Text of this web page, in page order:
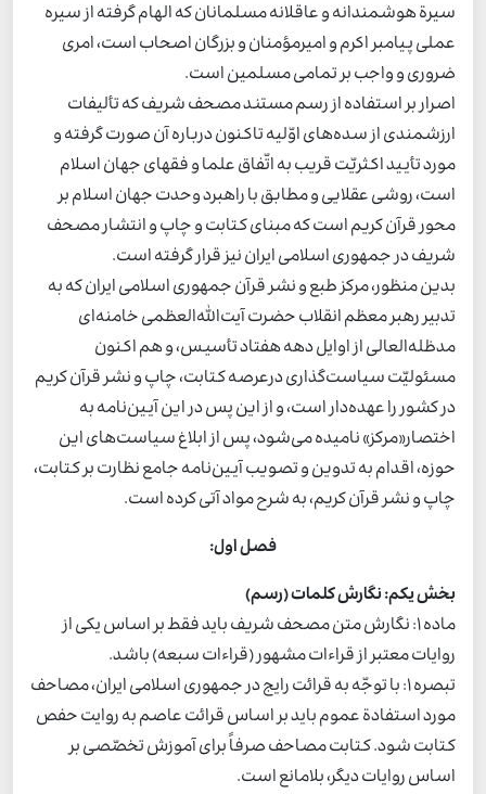
سیرة هوشمندانه و عاقلانه مسلمانان که الهام گرفته از سیره
عملی پیامبر اکرم و امیرمؤمنان و بزرگان اصحاب است، امری
ضروری و واجب بر تمامی مسلمین است.
اصرار بر استفاده از رسم مستند مصحف شریف که تألیفات
ارزشمندی از سده‌های اوّلیه تاکنون درباره آن صورت گرفته و
مورد تأیید اکثریّت قریب به اتّفاق علما و فقهای جهان اسلام
است، روشی عقلایی و مطابق با راهبرد وحدت جهان اسلام بر
محور قرآن کریم است که مبنای کتابت و چاپ و انتشار مصحف
شریف در جمهوری اسلامی ایران نیز قرار گرفته است.
بدین منظور، مرکز طبع و نشر قرآن جمهوری اسلامی ایران که به
تدبیر رهبر معظم انقلاب حضرت آیت‌الله‌العظمی خامنه‌ای
مدظله‌العالی از اوایل دهه هفتاد تأسیس، و هم اکنون
مسئولیّت سیاست‌گذاری درعرصه کتابت، چاپ و نشر قرآن کریم
در کشور را عهده‌دار است، و از این پس در این آیین‌نامه به
اختصار«مرکز» نامیده می‌شود، پس از ابلاغ سیاست‌های این
حوزه، اقدام به تدوین و تصویب آیین‌نامه جامع نظارت بر کتابت،
چاپ و نشر قرآن کریم، به شرح مواد آتی کرده است.
فصل اول:
بخش یکم: نگارش کلمات (رسم)
ماده 1: نگارش متن مصحف شریف باید فقط بر اساس یکی از
روایات معتبر از قراءات مشهور (قراءات سبعه) باشد.
تبصره 1: با توجّه به قرائت رایج در جمهوری اسلامی ایران، مصاحف
مورد استفادة عموم باید بر اساس قرائت عاصم به روایت حفص
کتابت شود. کتابت مصاحف صرفاً برای آموزش تخصّصی بر
اساس روایات دیگر، بلامانع است.